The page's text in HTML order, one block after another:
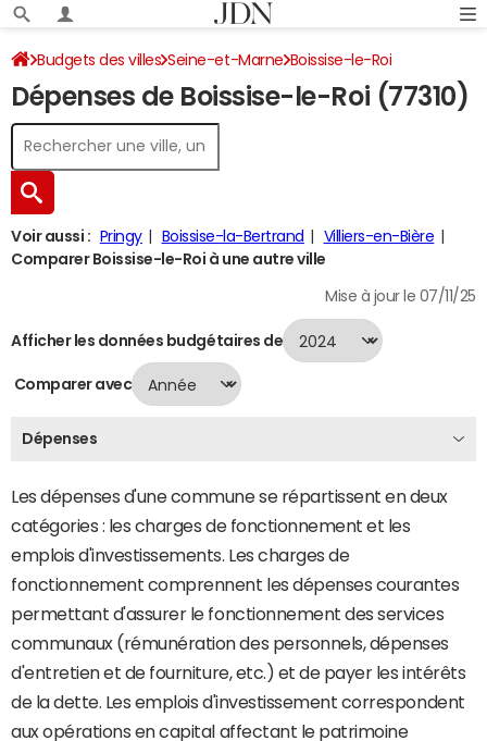
Budgets des villes Seine-et-Marne Boissise-le-Roi
Dépenses 2024
Dépenses de Boissise-le-Roi (77310)
Voir aussi : Pringy Boissise-la-Bertrand
Villiers-en-Bière
Comparer Boissise-le-Roi à une autre ville
Mise à jour le 07/11/25
Afficher les données budgétaires de
Comparer avec
Dépenses
Les dépenses d'une commune se répartissent en deux
catégories : les charges de fonctionnement et les
emplois d'investissements. Les charges de
fonctionnement comprennent les dépenses courantes
permettant d'assurer le fonctionnement des services
communaux (rémunération des personnels, dépenses
d'entretien et de fourniture, etc.) et de payer les intérêts
de la dette. Les emplois d'investissement correspondent
aux opérations en capital affectant le patrimoine